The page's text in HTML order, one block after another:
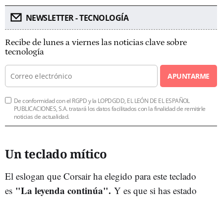
NEWSLETTER - TECNOLOGÍA
Recibe de lunes a viernes las noticias clave sobre
tecnología
APUNTARME
De conformidad con el RGPD y la LOPDGDD, EL LEÓN DE EL ESPAÑOL
PUBLICACIONES, S.A. tratará los datos facilitados con la finalidad de remitirle
noticias de actualidad.
Un teclado mítico
El eslogan que Corsair ha elegido para este teclado
es "La leyenda continúa". Y es que si has estado